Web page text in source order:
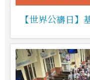
【世界公禱日